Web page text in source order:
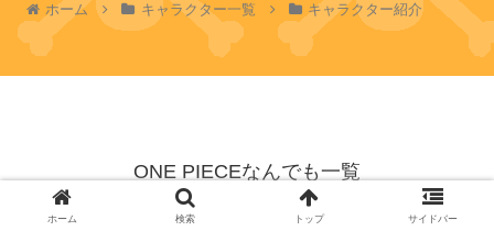
ホーム キャラクター一覧 キャラクター紹介
ONE PIECEなんでも一覧
© 2023 ONE PIECEなんでも一覧.
ホーム 検索 トップ サイドバー